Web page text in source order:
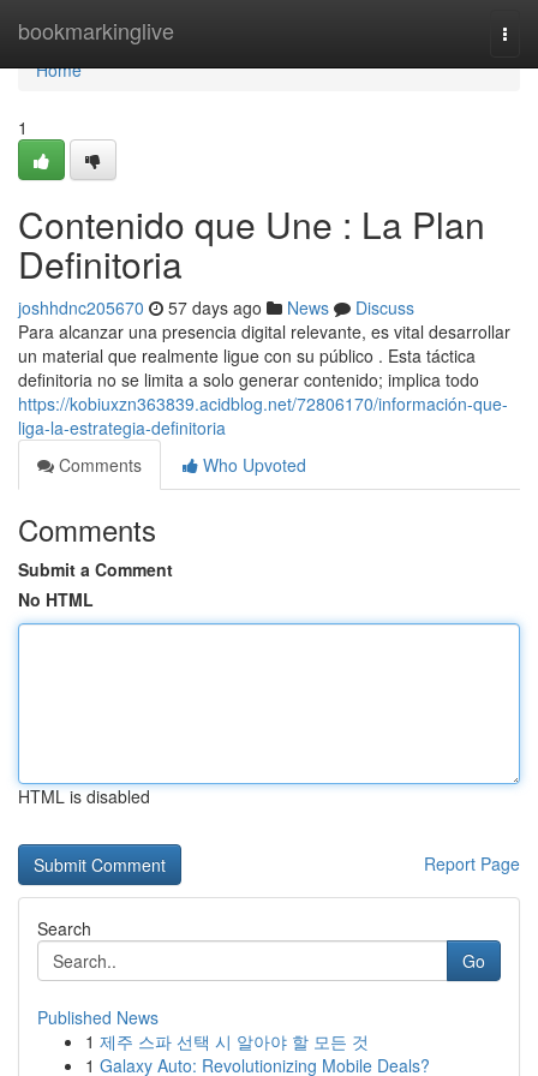
bookmarkinglive
Home
Home
1
Contenido que Une : La Plan
Definitoria
joshhdnc205670 57 days ago News
Discuss
Para alcanzar una presencia digital relevante, es vital desarrollar
un material que realmente ligue con su público . Esta táctica
definitoria no se limita a solo generar contenido; implica todo
https://kobiuxzn363839.acidblog.net/72806170/información-que-
liga-la-estrategia-definitoria
Comments
Who Upvoted
Comments
Submit a Comment
No HTML
HTML is disabled
Report Page
Search
Go
Published News
1 제주 스파 선택 시 알아야 할 모든 것
1 Galaxy Auto: Revolutionizing Mobile Deals?